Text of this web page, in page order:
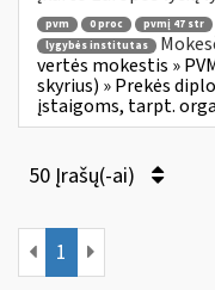
pvm 0 proc pvmį 47 str
lygybės institutas
vertės mokestis »
skyrius) » Prekės
įstaigoms, tarpt.
50 Įrašų(-ai)
1